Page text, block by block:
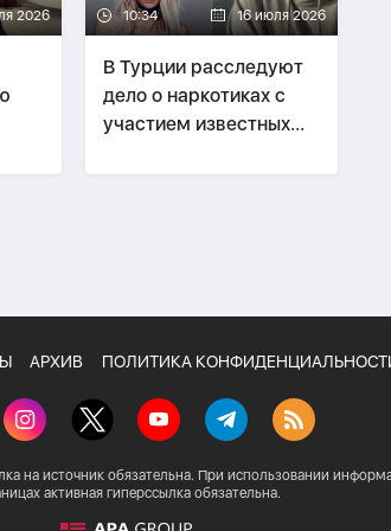
2026 10:34 16 июля 2026
В Турции расследуют
дело о наркотиках с
участием известных
бизнеса
АРХИВ ПОЛИТИКА
на источник обязательна. При использовании
активная гиперссылка обязательна.